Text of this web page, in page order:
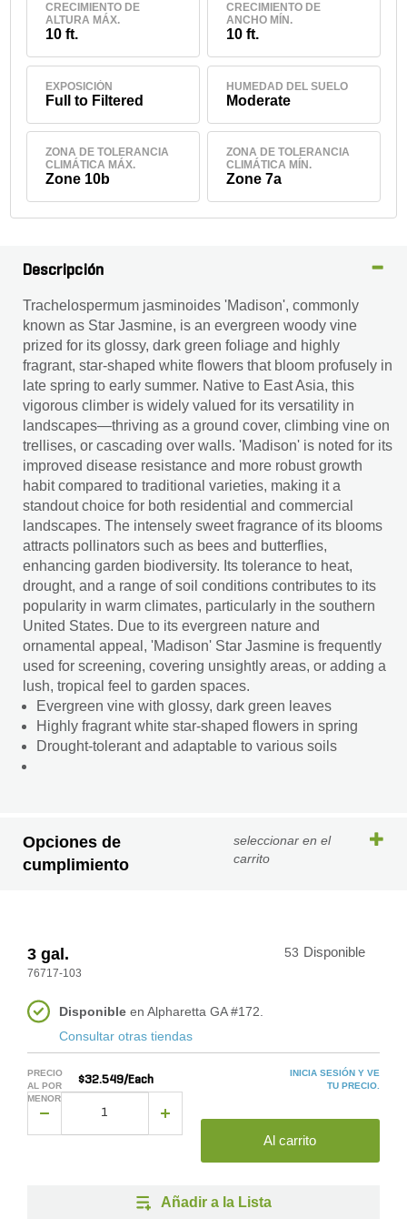
CRECIMIENTO DE
ALTURA MÁX.
10 ft.
CRECIMIENTO DE
ANCHO MÍN.
10 ft.
EXPOSICIÓN
Full to Filtered
HUMEDAD DEL SUELO
Moderate
ZONA DE TOLERANCIA
CLIMÁTICA MÁX.
Zone 10b
ZONA DE TOLERANCIA
CLIMÁTICA MÍN.
Zone 7a
Descripción
Trachelospermum jasminoides 'Madison', commonly
known as Star Jasmine, is an evergreen woody vine
prized for its glossy, dark green foliage and highly
fragrant, star-shaped white flowers that bloom profusely in
late spring to early summer. Native to East Asia, this
vigorous climber is widely valued for its versatility in
landscapes—thriving as a ground cover, climbing vine on
trellises, or cascading over walls. 'Madison' is noted for its
improved disease resistance and more robust growth
habit compared to traditional varieties, making it a
standout choice for both residential and commercial
landscapes. The intensely sweet fragrance of its blooms
attracts pollinators such as bees and butterflies,
enhancing garden biodiversity. Its tolerance to heat,
drought, and a range of soil conditions contributes to its
popularity in warm climates, particularly in the southern
United States. Due to its evergreen nature and
ornamental appeal, 'Madison' Star Jasmine is frequently
used for screening, covering unsightly areas, or adding a
lush, tropical feel to garden spaces.
Evergreen vine with glossy, dark green leaves
Highly fragrant white star-shaped flowers in spring
Drought-tolerant and adaptable to various soils
Opciones de
cumplimiento
seleccionar en el
carrito
3 gal.
76717-103
53 Disponible
Disponible en Alpharetta GA #172.
Consultar otras tiendas
PRECIO
AL POR
MENOR
$32.549/Each
INICIA SESIÓN Y VE
TU PRECIO.
Al carrito
Añadir a la Lista